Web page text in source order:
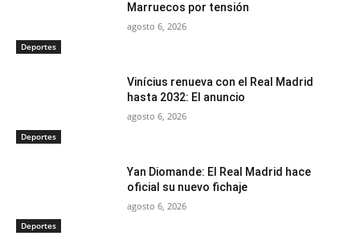
Deportes
Marruecos por tensión
agosto 6, 2026
Deportes
Vinícius renueva con el Real Madrid
hasta 2032: El anuncio
agosto 6, 2026
Deportes
Yan Diomande: El Real Madrid hace
oficial su nuevo fichaje
agosto 6, 2026